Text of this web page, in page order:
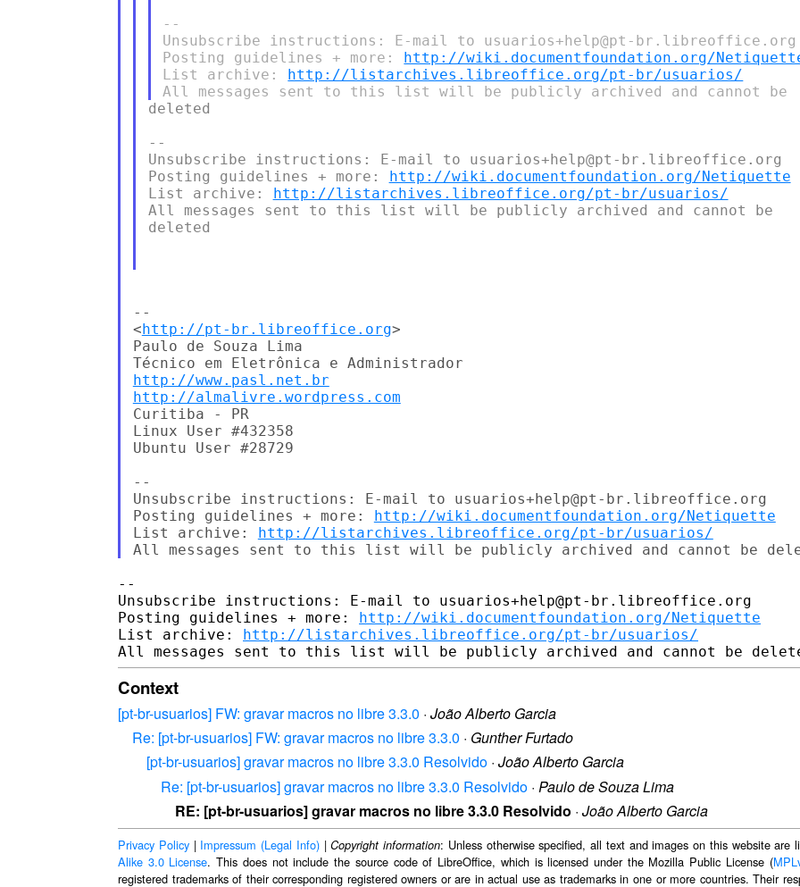
--
Unsubscribe instructions: E-mail to usuarios+help@pt-br.libreoffice.org
Posting guidelines + more: http://wiki.documentfoundation.org/
List archive: http://listarchives.libreoffice.org/pt-br/usuarios/
deleted
--
Unsubscribe instructions: E-mail to usuarios+help@pt-br.libreoffice.org
Posting guidelines + more: http://wiki.documentfoundation.org/Netiquette
List archive: http://listarchives.libreoffice.org/pt-br/usuarios/
All messages sent to this list will be publicly archived and cannot be
deleted
--
<http://pt-br.libreoffice.org>
Paulo de Souza Lima
http://www.pasl.net.br
http://almalivre.wordpress.com
Curitiba - PR
Linux User #432358
Ubuntu User #28729
--
Unsubscribe instructions: E-mail to usuarios+help@pt-br.libreoffice.org
Posting guidelines + more: http://wiki.documentfoundation.org/Netiquette
List archive: http://listarchives.libreoffice.org/pt-br/usuarios/
--
Unsubscribe instructions: E-mail to usuarios+help@pt-br.libreoffice.org
Posting guidelines + more: http://wiki.documentfoundation.org/Netiquette
List archive: http://listarchives.libreoffice.org/pt-br/usuarios/
Context
[pt-br-usuarios] FW: gravar macros no libre 3.3.0 · João Alberto Garcia
Re: [pt-br-usuarios] FW: gravar macros no libre 3.3.0 · Gunther Furtado
[pt-br-usuarios] gravar macros no libre 3.3.0 Resolvido · João Alberto Garcia
Re: [pt-br-usuarios] gravar macros no libre 3.3.0 Resolvido · Paulo de Souza Lima
RE: [pt-br-usuarios] gravar macros no libre 3.3.0 Resolvido · João Alberto Garcia
Privacy Policy| Impressum (Legal Info)|Copyright information: Unless otherwise specified, all text and images on this website are
Alike 3.0 License. This does not include the source code of LibreOffice, which is licensed under the Mozilla Public License (
registered trademarks of their corresponding registered owners or are in actual use as trademarks in one or more countries. Their